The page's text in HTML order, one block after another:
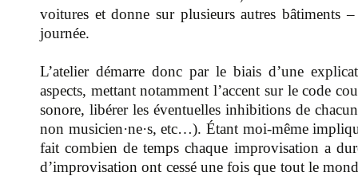
voitures et donne sur plusieurs autres bâtiments
journée.
L’atelier démarre donc par le biais d’une
aspects, mettant notamment l’accent sur le code
sonore, libérer les éventuelles inhibitions de
non musicien·ne·s, etc…). Étant moi-même
fait combien de temps chaque improvisation a
d’improvisation ont cessé une fois que tout le